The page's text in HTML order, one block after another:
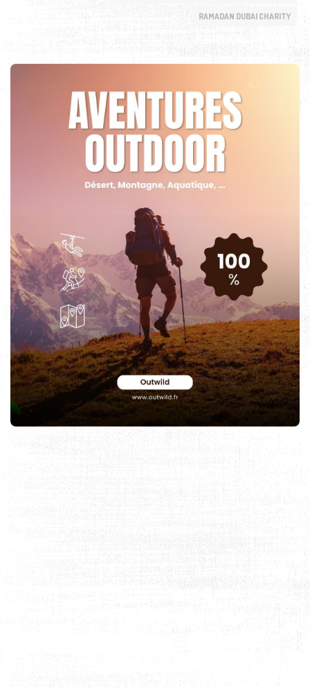
RAMADAN DUBAI CHARITY